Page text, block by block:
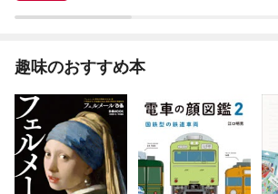
趣味のおすすめ本